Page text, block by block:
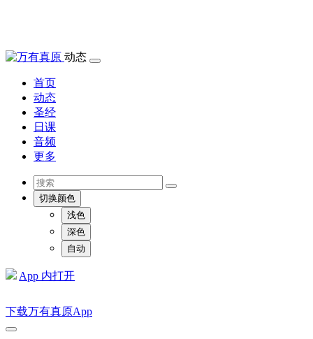
动态
首页
动态
圣经
日课
音频
更多
切换颜色
浅色
深色
自动
App 内打开
下载万有真原App